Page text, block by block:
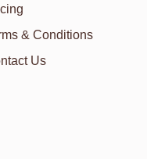
& Conditions
Us